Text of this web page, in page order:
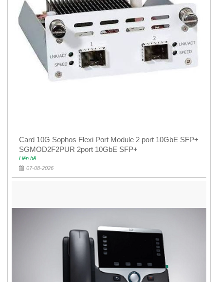
Card 10G Sophos Flexi Port Module 2 port 10GbE SFP+
SGMOD2F2PUR 2port 10GbE SFP+
Liên hệ
07-08-2026